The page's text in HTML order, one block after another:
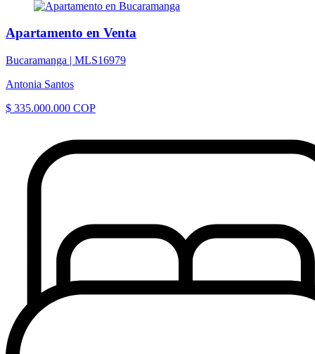
Apartamento en Venta
Bucaramanga | MLS16979
Antonia Santos
$ 335.000.000 COP